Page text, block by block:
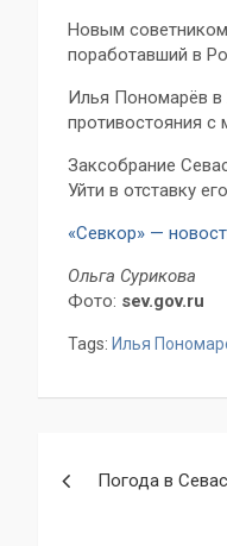
Новым
поработавший в
Илья Пономарёв в
противостояния с
Заксобрание
Уйти в отставку
«Севкор» —
Ольга Сурикова
Фото: sev.gov.ru
Tags: Илья
Погода в